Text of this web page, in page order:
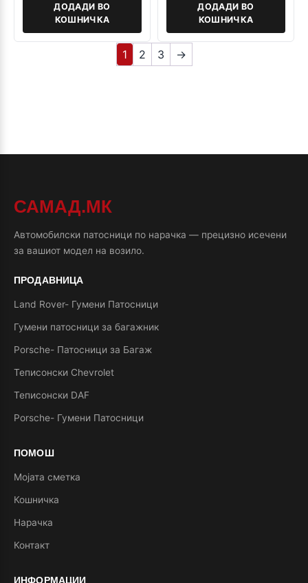
ДОДАДИ ВО
КОШНИЧКА
ДОДАДИ ВО
КОШНИЧКА
1 2 3 →
САМАД.МК
Автомобилски патосници по нарачка — прецизно исечени
за вашиот модел на возило.
ПРОДАВНИЦА
Land Rover- Гумени Патосници
Гумени патосници за багажник
Porsche- Патосници за Багаж
Теписонски Chevrolet
Теписонски DAF
Porsche- Гумени Патосници
ПОМОШ
Мојата сметка
Кошничка
Нарачка
Контакт
ИНФОРМАЦИИ